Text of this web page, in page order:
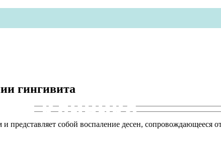
клиника
гингивита
и представляет собой воспаление десен, сопровождающееся